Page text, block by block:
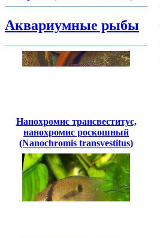
Аквариумные рыбы
Нанохромис трансвеститус,
нанохромис роскошный
(Nanochromis transvestitus)